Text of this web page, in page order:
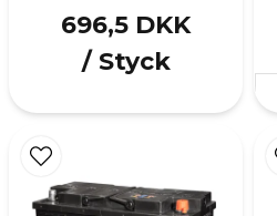
696,5 DKK
/ Styck